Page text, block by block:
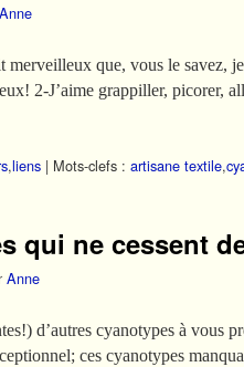
Anne
merveilleux que, vous le
2-J’aime grappiller, picorer,
,liens | Mots-clefs : artisane textile,
qui ne cessent
Anne
d’autres cyanotypes à vous
ces cyanotypes